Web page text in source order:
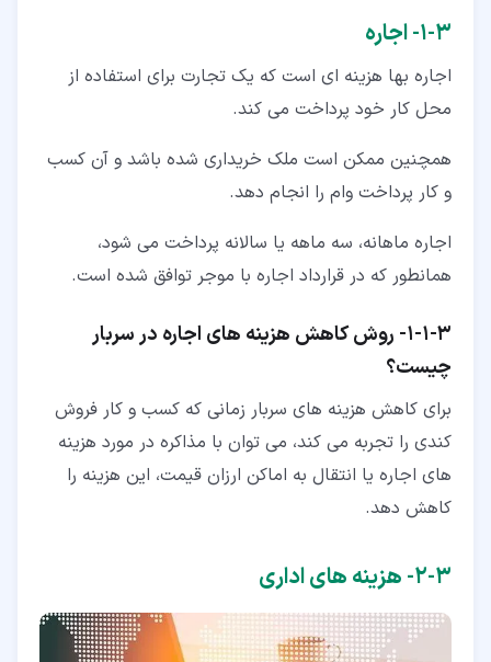
۳‏-‏۱‏- اجاره
اجاره بها هزینه ای است که یک تجارت برای استفاده از
محل کار خود پرداخت می کند.
همچنین ممکن است ملک خریداری شده باشد و آن کسب
و کار پرداخت وام را انجام دهد.
اجاره ماهانه، سه ماهه یا سالانه پرداخت می شود،
همانطور که در قرارداد اجاره با موجر توافق شده است.
۳‏-‏۱‏-‏۱‏- روش کاهش هزینه های اجاره در سربار
چیست؟
برای کاهش هزینه های سربار زمانی که کسب و کار فروش
کندی را تجربه می کند، می توان با مذاکره در مورد هزینه
های اجاره یا انتقال به اماکن ارزان قیمت، این هزینه را
کاهش دهد.
۳‏-‏۲‏- هزینه های اداری